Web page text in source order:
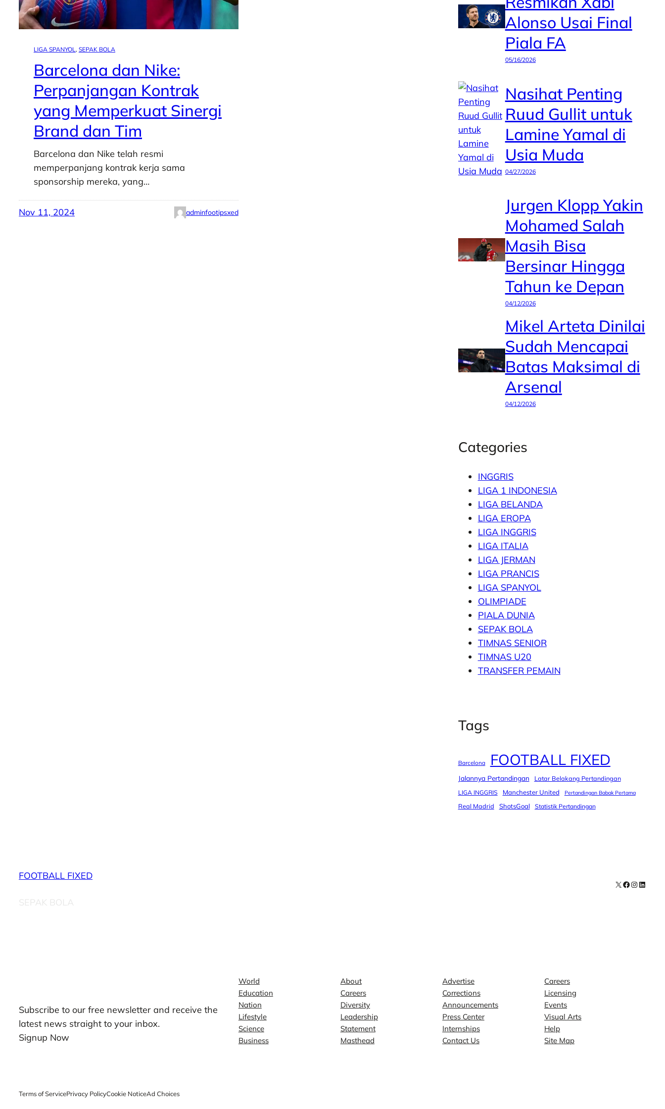
LIGA SPANYOL , SEPAK BOLA
Barcelona dan Nike:
Perpanjangan Kontrak
yang Memperkuat Sinergi
Brand dan Tim
Barcelona dan Nike telah resmi
memperpanjang kontrak kerja sama
sponsorship mereka, yang…
Nov 11, 2024 adminfootipsxed
Alonso Usai Final
Piala FA
05/16/2026
Nasihat Penting
Ruud Gullit untuk
Lamine Yamal di
Usia Muda
04/27/2026
Jurgen Klopp Yakin
Mohamed Salah
Masih Bisa
Bersinar Hingga
Tahun ke Depan
04/12/2026
Mikel Arteta Dinilai
Sudah Mencapai
Batas Maksimal di
Arsenal
04/12/2026
Categories
INGGRIS
LIGA 1 INDONESIA
LIGA BELANDA
LIGA EROPA
LIGA INGGRIS
LIGA ITALIA
LIGA JERMAN
LIGA PRANCIS
LIGA SPANYOL
OLIMPIADE
PIALA DUNIA
SEPAK BOLA
TIMNAS SENIOR
TIMNAS U20
TRANSFER PEMAIN
Tags
Barcelona FOOTBALL FIXED
Jalannya Pertandingan Latar Belakang Pertandingan
LIGA INGGRIS Manchester United Pertandingan Babak Pertama
Real Madrid ShotsGoal Statistik Pertandingan
FOOTBALL FIXED
SEPAK BOLA
X Facebook
Subscribe to our free newsletter and receive the
latest news straight to your inbox.
Signup Now
World
Education
Nation
Lifestyle
Science
Business
About
Careers
Diversity
Leadership
Statement
Masthead
Advertise
Corrections
Announcements
Press Center
Internships
Contact Us
Careers
Licensing
Events
Visual Arts
Help
Site Map
Terms of ServicePrivacy PolicyCookie NoticeAd Choices